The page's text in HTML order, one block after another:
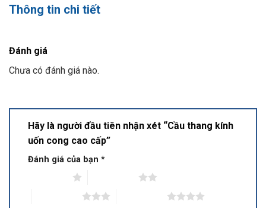
Thông tin chi tiết
Đánh giá
Chưa có đánh giá nào.
Hãy là người đầu tiên nhận xét “Cầu thang kính
uốn cong cao cấp”
Đánh giá của bạn *